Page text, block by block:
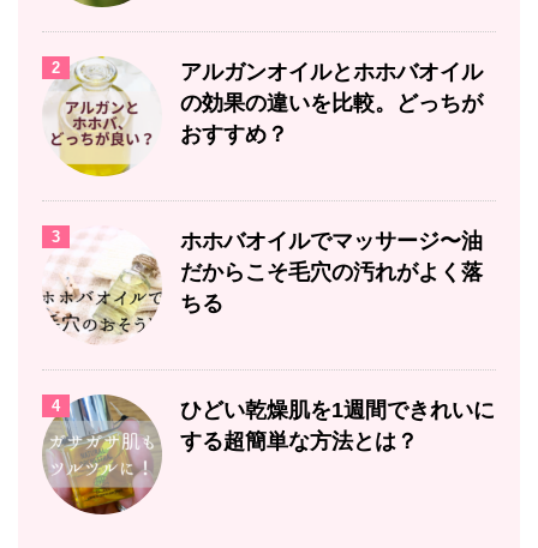
2
アルガンオイルとホホバオイル
の効果の違いを比較。どっちが
おすすめ？
3
ホホバオイルでマッサージ〜油
だからこそ毛穴の汚れがよく落
ちる
4
ひどい乾燥肌を1週間できれいに
する超簡単な方法とは？